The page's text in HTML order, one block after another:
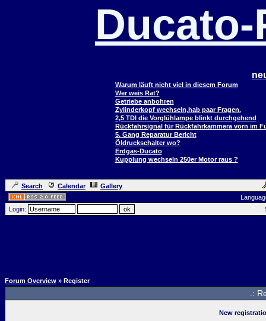
Warum läuft nicht viel in diesem Forum
Wer weis Rat?
Getriebe anbohren
Zylinderkopf wechseln,hab paar Fragen.
2,5 TDI die Vorglühlampe blinkt durchgehend
Rückfahrsignal für Rückfahrkammera vorn im
5. Gang Reparatur Bericht
Öldruckschalter wo?
Erdgas-Ducato
Kupplung wechseln 250er Motor raus ?
Search Calendar
Gallery
Login:
Forum Overview » Register
.:
New